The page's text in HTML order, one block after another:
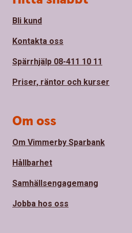
Bli kund
Kontakta oss
Spärrhjälp 08-411 10 11
Priser, räntor och kurser
Om oss
Om Vimmerby Sparbank
Hållbarhet
Samhällsengagemang
Jobba hos oss